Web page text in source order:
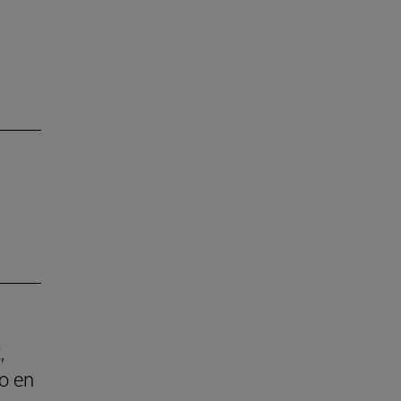
en